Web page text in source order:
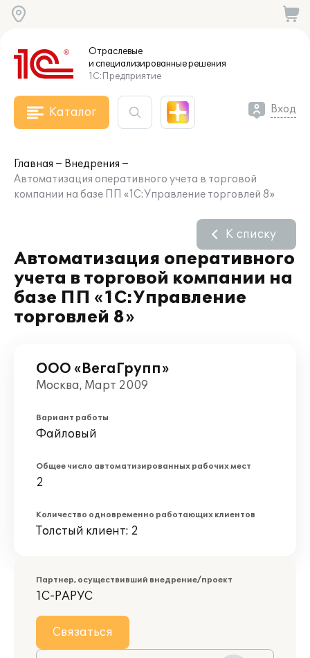
Отраслевые
и специализированныерешения
1С:Предприятие
Каталог Вход
Главная
Внедрения
Автоматизация оперативного учета в торговой
компании на базе ПП «1С:Управление торговлей 8»
Автоматизация оперативного
учета в торговой компании на
базе ПП «1С:Управление
торговлей 8»
К списку
ООО «ВегаГрупп»
Москва, Март 2009
Вариант работы
Файловый
Общее число автоматизированных рабочих мест
2
Количество одновременно работающих клиентов
Толстый клиент: 2
Партнер, осуществивший внедрение/проект
1С-РАРУС
Связаться